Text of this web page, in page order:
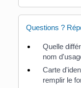
Questions ?
Quelle
nom
Carte
remplir le